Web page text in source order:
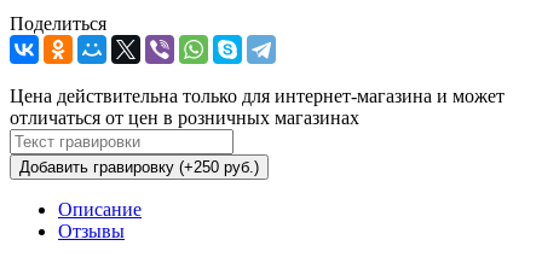
Поделиться
Цена действительна только для интернет-магазина и может
отличаться от цен в розничных магазинах
Добавить гравировку (+250 руб.)
Описание
Отзывы